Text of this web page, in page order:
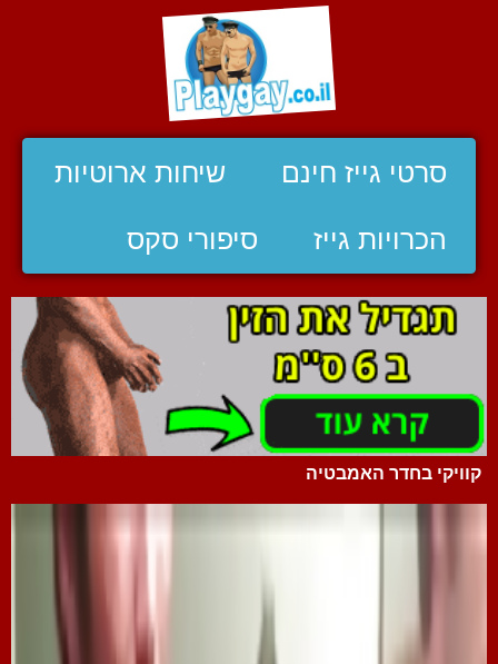
סרטי גייז חינם שיחות ארוטיות
הכרויות גייז סיפורי סקס
קוויקי בחדר האמבטיה